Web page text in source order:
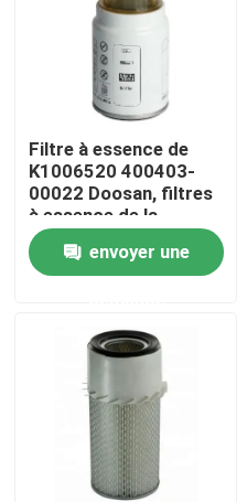
Au sujet de nous
Visite d'usine
Contrôle de qualité
Contactez-nous
Nouvelles
Filtres à air de moteur de
Filtres à air des
Filtre à essence de
K1006520 400403-
00022 Doosan, filtres
à essence de la
meilleure qualité de
camion lourdenvoyer une